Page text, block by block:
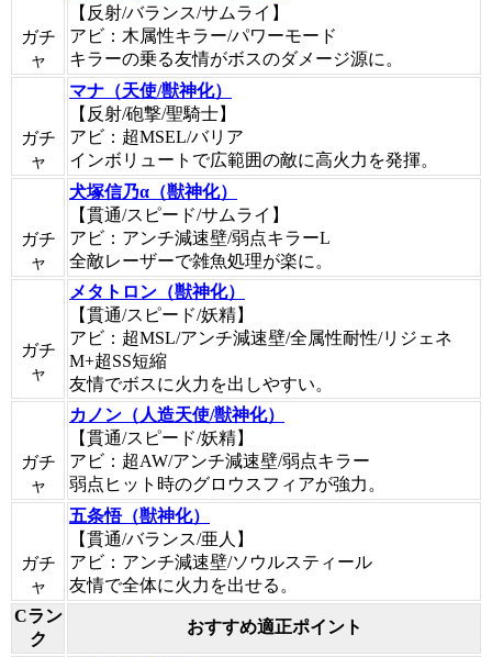
ガチ
ャ
【反射/バランス/サムライ】
アビ：木属性キラー/パワーモード
キラーの乗る友情がボスのダメージ源に。
ガチ
ャ
マナ（天使/獣神化）
【反射/砲撃/聖騎士】
アビ：超MSEL/バリア
インボリュートで広範囲の敵に高火力を発揮。
ガチ
ャ
犬塚信乃α（獣神化）
【貫通/スピード/サムライ】
アビ：アンチ減速壁/弱点キラーL
全敵レーザーで雑魚処理が楽に。
ガチ
ャ
メタトロン（獣神化）
【貫通/スピード/妖精】
アビ：超MSL/アンチ減速壁/全属性耐性/リジェネ
M+超SS短縮
友情でボスに火力を出しやすい。
ガチ
ャ
カノン（人造天使/獣神化）
【貫通/スピード/妖精】
アビ：超AW/アンチ減速壁/弱点キラー
弱点ヒット時のグロウスフィアが強力。
ガチ
ャ
五条悟（獣神化）
【貫通/バランス/亜人】
アビ：アンチ減速壁/ソウルスティール
友情で全体に火力を出せる。
Cラン
ク
おすすめ適正ポイント